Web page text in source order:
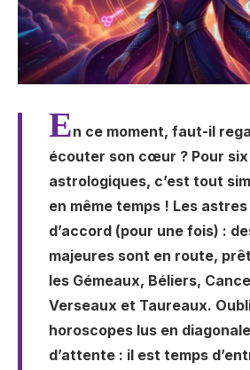
En ce moment, faut-il
écouter son cœur ? Pour
astrologiques, c’est tout
en même temps ! Les
d’accord (pour une fois) :
majeures sont en route,
les Gémeaux, Béliers,
Verseaux et Taureaux.
horoscopes lus en
d’attente : il est temps